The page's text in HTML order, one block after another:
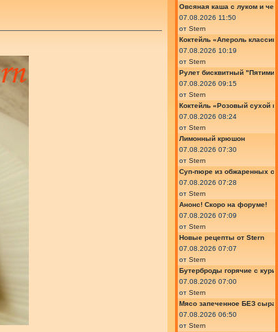
Овсяная каша с луком и
07.08.2026 11:50
от Stern
Коктейль «Апероль
07.08.2026 10:19
от Stern
Рулет бисквитный
07.08.2026 09:15
от Stern
Коктейль «Розовый сухой
07.08.2026 08:24
от Stern
Лимонный крюшон
07.08.2026 07:30
от Stern
Суп-пюре из обжаренных
07.08.2026 07:28
от Stern
Анонс! Скоро на форуме!
07.08.2026 07:09
от Stern
Новые рецепты от Stern
07.08.2026 07:07
от Stern
Бутерброды горячие с
07.08.2026 07:00
от Stern
Мясо запеченное БЕЗ сыра
07.08.2026 06:50
от Stern